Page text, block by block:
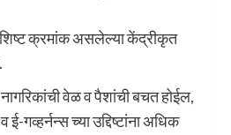
क्रमांक असलेल्या केंद्रीकृत
वेळ व पैशांची बचत होईल,
गव्हर्नन्स च्या उद्दिष्टांना अधिक